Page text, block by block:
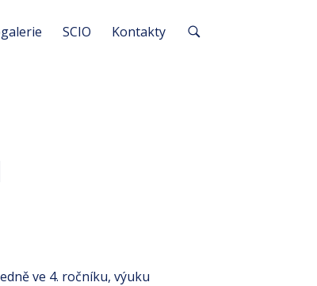
SCIO Kontakty
ve 4. ročníku, výuku